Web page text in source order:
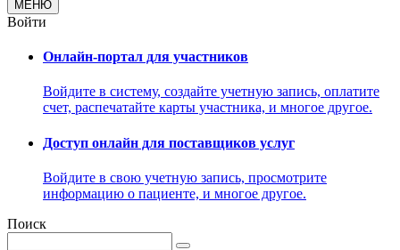
МЕНЮ
Войти
Онлайн-портал для участников
Войдите в систему, создайте учетную запись, оплатите
счет, распечатайте карты участника, и многое другое.
Доступ онлайн для поставщиков услуг
Войдите в свою учетную запись, просмотрите
информацию о пациенте, и многое другое.
Поиск